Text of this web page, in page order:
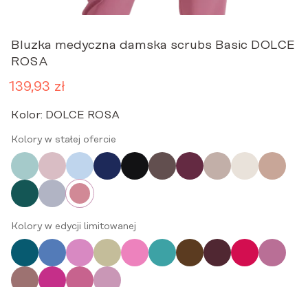
Bluzka medyczna damska scrubs Basic DOLCE
ROSA
Pierwotna
wynosiła:
199,90 zł.
139,93 złAktualna
wynosi:
139,93 zł.
Kolor: DOLCE ROSA
Kolory w stałej ofercie
Kolory w edycji limitowanej